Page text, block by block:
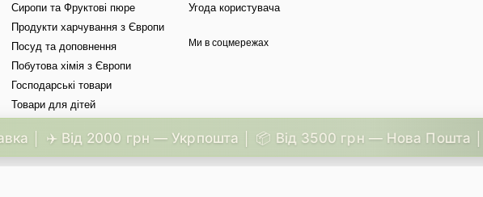
Сиропи та Фруктові пюре
Продукти харчування з Європи
Посуд та доповнення
Побутова хімія з Європи
Господарські товари
Товари для дітей
Угода користувача
Ми в соцмережах